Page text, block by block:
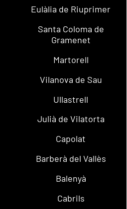
Eulàlia de Riuprimer
Santa Coloma de
Gramenet
Martorell
Vilanova de Sau
Ullastrell
Julià de Vilatorta
Capolat
Barberà del Vallès
Balenyà
Cabrils